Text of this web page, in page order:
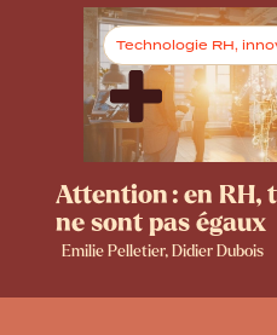
Technologie RH,
Attention : en RH,
ne sont pas égaux
Emilie Pelletier, Didier Dubois